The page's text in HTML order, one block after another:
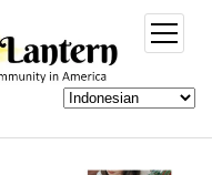
open
menu